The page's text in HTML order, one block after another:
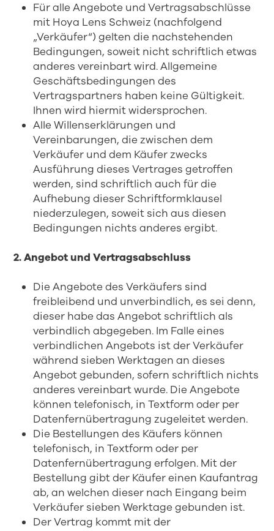
Für alle Angebote und Vertragsabschlüsse
mit Hoya Lens Schweiz (nachfolgend
„Verkäufer“) gelten die nachstehenden
Bedingungen, soweit nicht schriftlich etwas
anderes vereinbart wird. Allgemeine
Geschäftsbedingungen des
Vertragspartners haben keine Gültigkeit.
Ihnen wird hiermit widersprochen.
Alle Willenserklärungen und
Vereinbarungen, die zwischen dem
Verkäufer und dem Käufer zwecks
Ausführung dieses Vertrages getroffen
werden, sind schriftlich auch für die
Aufhebung dieser Schriftformklausel
niederzulegen, soweit sich aus diesen
Bedingungen nichts anderes ergibt.
2. Angebot und Vertragsabschluss
Die Angebote des Verkäufers sind
freibleibend und unverbindlich, es sei denn,
dieser habe das Angebot schriftlich als
verbindlich abgegeben. Im Falle eines
verbindlichen Angebots ist der Verkäufer
während sieben Werktagen an dieses
Angebot gebunden, sofern schriftlich nichts
anderes vereinbart wurde. Die Angebote
können telefonisch, in Textform oder per
Datenfernübertragung zugeleitet werden.
Die Bestellungen des Käufers können
telefonisch, in Textform oder per
Datenfernübertragung erfolgen. Mit der
Bestellung gibt der Käufer einen Kaufantrag
ab, an welchen dieser nach Eingang beim
Verkäufer sieben Werktage gebunden ist.
Der Vertrag kommt mit der